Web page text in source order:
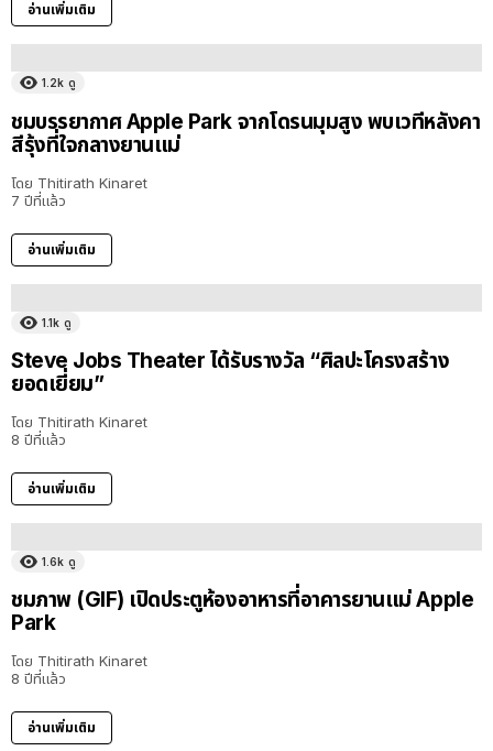
อ่านเพิ่มเติม
1.2k ดู
ชมบรรยากาศ Apple Park จากโดรนมุมสูง พบเวทีหลังคา
สีรุ้งที่ใจกลางยานแม่
โดย Thitirath Kinaret
7 ปีที่แล้ว
อ่านเพิ่มเติม
1.1k ดู
Steve Jobs Theater ได้รับรางวัล “ศิลปะโครงสร้าง
ยอดเยี่ยม”
โดย Thitirath Kinaret
8 ปีที่แล้ว
อ่านเพิ่มเติม
1.6k ดู
ชมภาพ (GIF) เปิดประตูห้องอาหารที่อาคารยานแม่ Apple
Park
โดย Thitirath Kinaret
8 ปีที่แล้ว
อ่านเพิ่มเติม